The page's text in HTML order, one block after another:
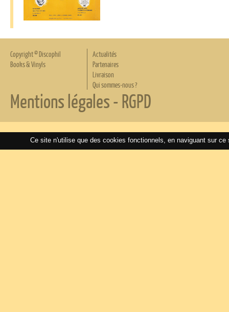
Copyright © Discophil
Books & Vinyls
Actualités
Partenaires
Livraison
Qui sommes-nous ?
Mentions légales- RGPD
Ce site n'utilise que des cookies fonctionnels, en naviguant sur